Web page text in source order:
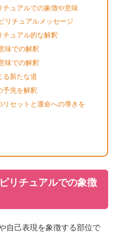
チュアルでの象徴や意味
リチュアルメッセージ
チュアル的な解釈
味での解釈
味での解釈
る新たな道
予兆を解釈
リセットと運命への導きを
リチュアルでの象徴
自己表現を象徴する部位で